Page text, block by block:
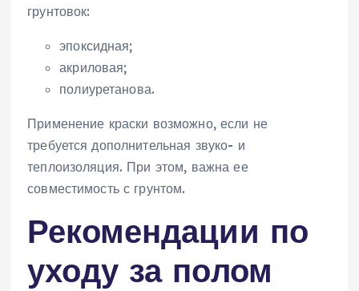
грунтовок:
эпоксидная;
акриловая;
полиуретанова.
Применение краски возможно, если не
требуется дополнительная звуко- и
теплоизоляция. При этом, важна ее
совместимость с грунтом.
Рекомендации по
уходу за полом